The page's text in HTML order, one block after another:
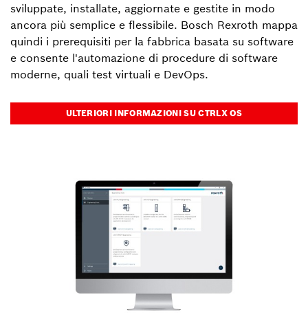
sviluppate, installate, aggiornate e gestite in modo
ancora più semplice e flessibile. Bosch Rexroth mappa
quindi i prerequisiti per la fabbrica basata su software
e consente l'automazione di procedure di software
moderne, quali test virtuali e DevOps.
ULTERIORI INFORMAZIONI SU CTRLX OS